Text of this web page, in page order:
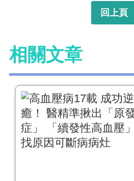
回上頁
相關文章